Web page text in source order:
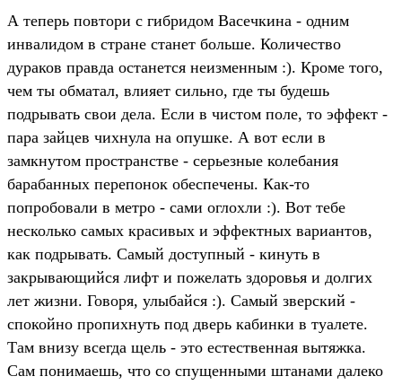
А теперь повтори с гибридом Васечкина - одним
инвалидом в стране станет больше. Количество
дураков правда останется неизменным :). Кроме того,
чем ты обматал, влияет сильно, где ты будешь
подрывать свои дела. Если в чистом поле, то эффект -
пара зайцев чихнула на опушке. А вот если в
замкнутом пространстве - серьезные колебания
барабанных перепонок обеспечены. Как-то
попробовали в метро - сами оглохли :). Вот тебе
несколько самых красивых и эффектных вариантов,
как подрывать. Самый доступный - кинуть в
закрывающийся лифт и пожелать здоровья и долгих
лет жизни. Говоря, улыбайся :). Самый зверский -
спокойно пропихнуть под дверь кабинки в туалете.
Там внизу всегда щель - это естественная вытяжка.
Сам понимаешь, что со спущенными штанами далеко